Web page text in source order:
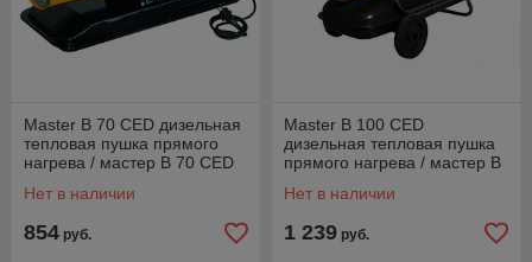
Master B 70 CED дизельная
тепловая пушка прямого
нагрева / мастер B 70 CED
Нет в наличии
854 руб.
Master B 100 CED
дизельная тепловая пушка
прямого нагрева / мастер B
Нет в наличии
1 239 руб.